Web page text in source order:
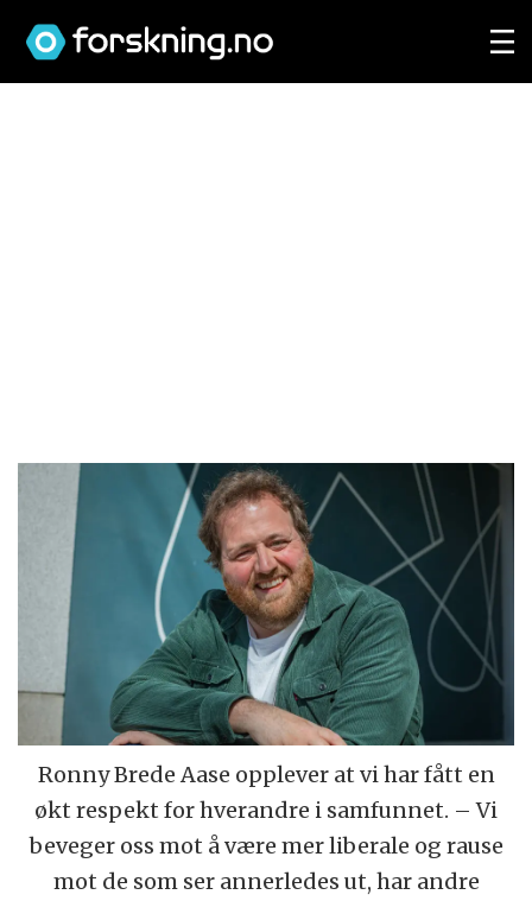
Ronny Brede Aase opplever at vi har fått en
økt respekt for hverandre i samfunnet. – Vi
beveger oss mot å være mer liberale og rause
mot de som ser annerledes ut, har andre